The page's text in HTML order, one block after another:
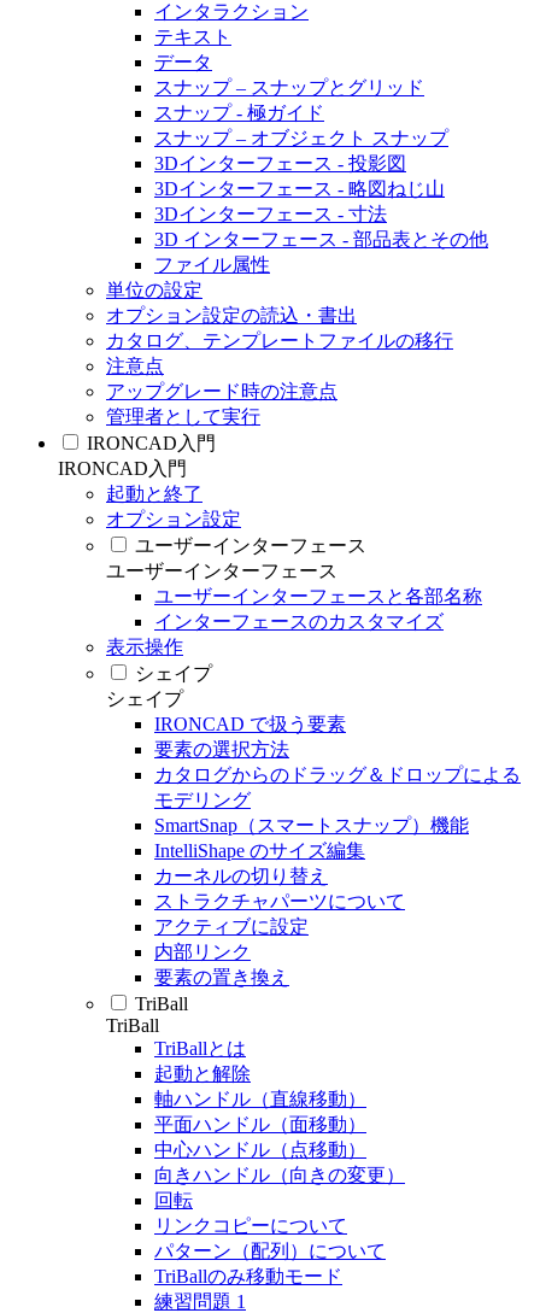
インタラクション
テキスト
データ
スナップ – スナップとグリッド
スナップ - 極ガイド
スナップ – オブジェクト スナップ
3Dインターフェース - 投影図
3Dインターフェース - 略図ねじ山
3Dインターフェース - 寸法
3D インターフェース - 部品表とその他
ファイル属性
単位の設定
オプション設定の読込・書出
カタログ、テンプレートファイルの移行
注意点
アップグレード時の注意点
管理者として実行
IRONCAD入門
IRONCAD入門
起動と終了
オプション設定
ユーザーインターフェース
ユーザーインターフェース
ユーザーインターフェースと各部名称
インターフェースのカスタマイズ
表示操作
シェイプ
シェイプ
IRONCAD で扱う要素
要素の選択方法
カタログからのドラッグ＆ドロップによる
モデリング
SmartSnap（スマートスナップ）機能
IntelliShape のサイズ編集
カーネルの切り替え
ストラクチャパーツについて
アクティブに設定
内部リンク
要素の置き換え
TriBall
TriBall
TriBallとは
起動と解除
軸ハンドル（直線移動）
平面ハンドル（面移動）
中心ハンドル（点移動）
向きハンドル（向きの変更）
回転
リンクコピーについて
パターン（配列）について
TriBallのみ移動モード
練習問題 1